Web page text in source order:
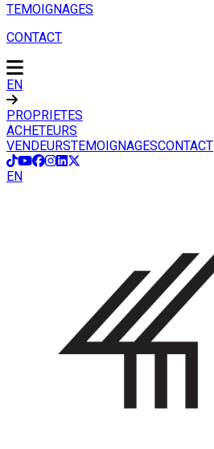
TEMOIGNAGES
CONTACT
EN
PROPRIETES
ACHETEURS
VENDEURSTEMOIGNAGESCONTACT
EN